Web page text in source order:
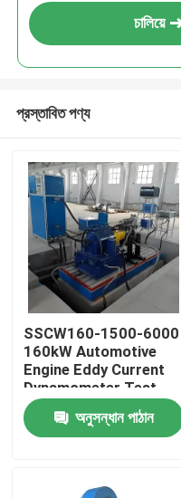
চালিয়ে
প্রস্তাবিত পণ্য
SSCW160-1500-6000
160kW Automotive
Engine Eddy Current
Dynamometer Test
Bench
অনুসন্ধান পাঠান